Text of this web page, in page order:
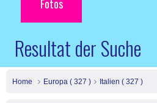
Fotos
Resultat der Suche
Home Europa ( 327 ) Italien ( 327 )